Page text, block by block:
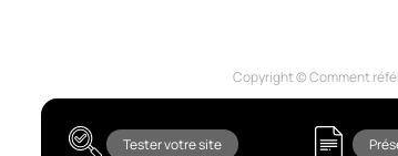
Tester votre site
Copyright © Comment